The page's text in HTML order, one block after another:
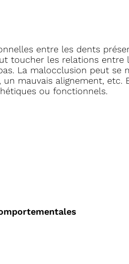
entre les dents
toucher les relations entre
La malocclusion peut se
mauvais alignement,
ou fonctionnels.